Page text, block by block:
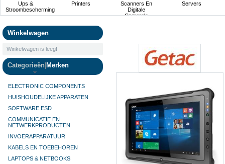
Ups &
Stroombescherming
Printers
Scanners En
Digitale
Camera's
Servers
Winkelwagen
Winkelwagen is leeg!
Categorieën Merken
ELECTRONIC COMPONENTS
HUISHOUDELIJKE APPARATEN
SOFTWARE ESD
COMMUNICATIE EN
NETWERKPRODUCTEN
INVOERAPPARATUUR
KABELS EN TOEBEHOREN
LAPTOPS & NETBOOKS